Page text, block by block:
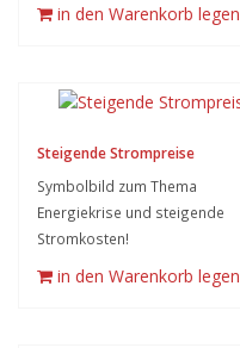
in den Warenkorb legen
Steigende Strompreise
Symbolbild zum Thema
Energiekrise und steigende
Stromkosten!
in den Warenkorb legen